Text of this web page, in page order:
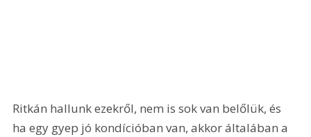
Ritkán hallunk ezekről, nem is sok van belőlük, és
ha egy gyep jó kondícióban van, akkor általában a